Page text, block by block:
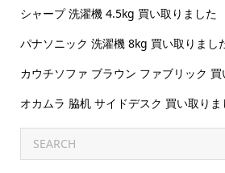
シャープ 洗濯機 4.5kg 買い取りました
パナソニック 洗濯機 8kg 買い取りまし
カウチソファ ブラウン ファブリック
オカムラ 脇机 サイドデスク 買い取りま